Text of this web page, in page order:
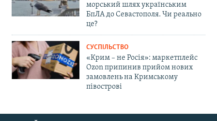
морський шлях українським
БпЛА до Севастополя. Чи реально
це?
СУСПІЛЬСТВО
«Крим – не Росія»: маркетплейс
Ozon припинив прийом нових
замовлень на Кримському
півострові